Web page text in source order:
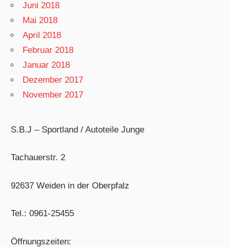
Juni 2018
Mai 2018
April 2018
Februar 2018
Januar 2018
Dezember 2017
November 2017
S.B.J – Sportland / Autoteile Junge
Tachauerstr. 2
92637 Weiden in der Oberpfalz
Tel.: 0961-25455
Öffnungszeiten: